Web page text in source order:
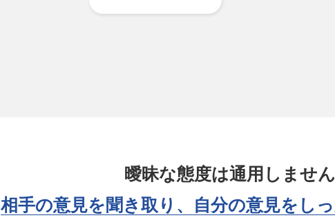
曖昧な態度は通用しません
相手の意見を聞き取り、
自分の意見をし